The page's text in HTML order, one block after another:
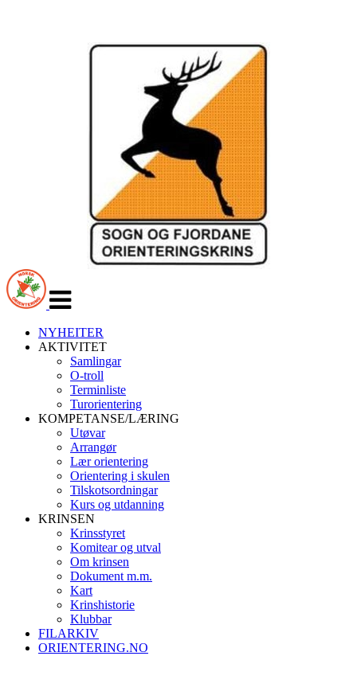
navigasjon
NYHEITER
AKTIVITET
Samlingar
O-troll
Terminliste
Turorientering
KOMPETANSE/LÆRING
Utøvar
Arrangør
Lær orientering
Orientering i skulen
Tilskotsordningar
Kurs og utdanning
KRINSEN
Krinsstyret
Komitear og utval
Om krinsen
Dokument m.m.
Kart
Krinshistorie
Klubbar
FILARKIV
ORIENTERING.NO